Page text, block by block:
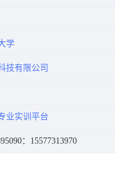
学
技有限公司
业实训平台
：15577313970